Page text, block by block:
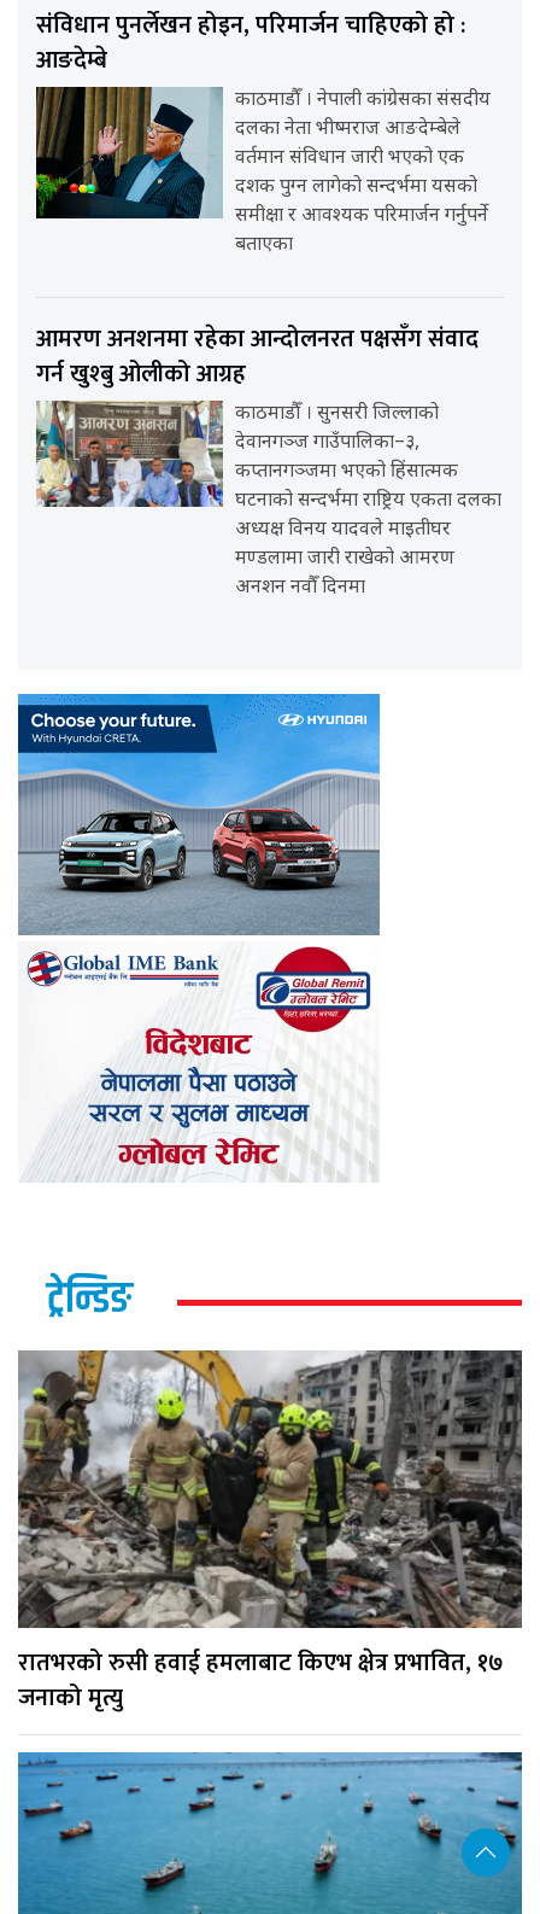
संविधान पुनर्लेखन होइन, परिमार्जन चाहिएको हो :
आङदेम्बे
काठमाडौँ । नेपाली कांग्रेसका संसदीय
दलका नेता भीष्मराज आङदेम्बेले
वर्तमान संविधान जारी भएको एक
दशक पुग्न लागेको सन्दर्भमा यसको
समीक्षा र आवश्यक परिमार्जन गर्नुपर्ने
बताएका
आमरण अनशनमा रहेका आन्दोलनरत पक्षसँग संवाद
गर्न खुश्बु ओलीको आग्रह
काठमाडौँ । सुनसरी जिल्लाको
देवानगञ्ज गाउँपालिका–३,
कप्तानगञ्जमा भएको हिंसात्मक
घटनाको सन्दर्भमा राष्ट्रिय एकता दलका
अध्यक्ष विनय यादवले माइतीघर
मण्डलामा जारी राखेको आमरण
अनशन नवौँ दिनमा
ट्रेन्डिङ
रातभरको रुसी हवाई हमलाबाट किएभ क्षेत्र प्रभावित, १७
जनाको मृत्यु